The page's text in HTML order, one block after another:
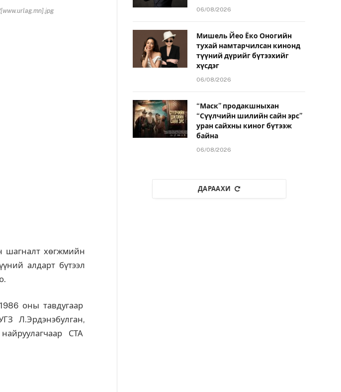
шагналт хөгжмийн
алдарт бүтээл
оны тавдугаар
Л.Эрдэнэбулган,
СТА
06/08/2026
Мишель Йео Ёко Оногийн
тухай намтарчилсан кинонд
түүний дүрийг бүтээхийг
хүсдэг
06/08/2026
“Маск” продакшныхан
“Сүүлчийн шилийн сайн эрс”
уран сайхны киног бүтээж
байна
06/08/2026
ДАРААХИ